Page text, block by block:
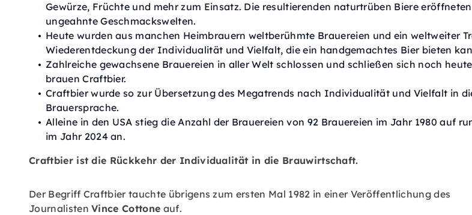
Gewürze, Früchte und mehr zum Einsatz. Die resultierenden naturtrüben Biere eröffneten
ungeahnte Geschmackswelten.
Heute wurden aus manchen Heimbrauern weltberühmte Brauereien und ein weltweiter
Wiederentdeckung der Individualität und Vielfalt, die ein handgemachtes Bier bieten
Zahlreiche gewachsene Brauereien in aller Welt schlossen und schließen sich noch
brauen Craftbier.
Craftbier wurde so zur Übersetzung des Megatrends nach Individualität und Vielfalt in
Brauersprache.
Alleine in den USA stieg die Anzahl der Brauereien von 92 Brauereien im Jahr 1980 auf
im Jahr 2024 an.
Craftbier ist die Rückkehr der Individualität in die Brauwirtschaft.
Der Begriff Craftbier tauchte übrigens zum ersten Mal 1982 in einer Veröffentlichung des
JournalistenVince Cottone auf.